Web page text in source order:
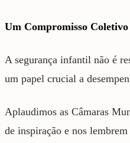
Um Compromisso Coletivo
A segurança infantil não é
um papel crucial a
Aplaudimos as Câmaras
de inspiração e nos